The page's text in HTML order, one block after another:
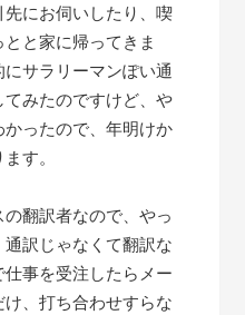
にお伺いしたり、喫
と家に帰ってきま
サラリーマンぽい通
みたのですけど、や
ったので、年明けか
す。
翻訳者なので、やっ
訳じゃなくて翻訳な
事を受注したらメー
、打ち合わせすらな